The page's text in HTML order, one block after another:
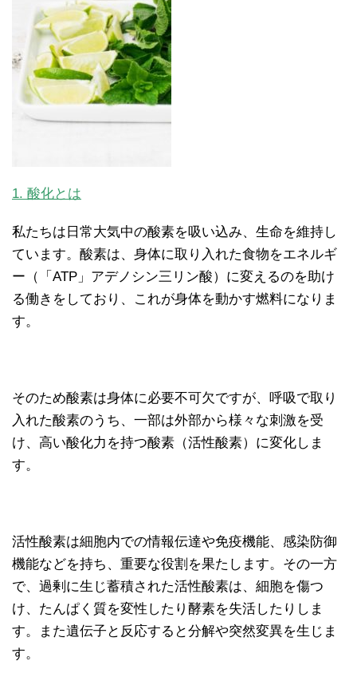
1. 酸化とは
私たちは日常大気中の酸素を吸い込み、生命を維持し
ています。酸素は、身体に取り入れた食物をエネルギ
ー（「ATP」アデノシン三リン酸）に変えるのを助け
る働きをしており、これが身体を動かす燃料になりま
す。
そのため酸素は身体に必要不可欠ですが、呼吸で取り
入れた酸素のうち、一部は外部から様々な刺激を受
け、高い酸化力を持つ酸素（活性酸素）に変化しま
す。
活性酸素は細胞内での情報伝達や免疫機能、感染防御
機能などを持ち、重要な役割を果たします。その一方
で、過剰に生じ蓄積された活性酸素は、細胞を傷つ
け、たんぱく質を変性したり酵素を失活したりしま
す。また遺伝子と反応すると分解や突然変異を生じま
す。